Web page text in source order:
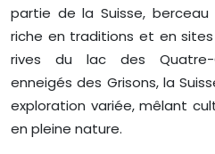
partie de la Suisse,
riche en traditions et en sites
rives du lac des Quatre-
enneigés des Grisons, la
exploration variée, mêlant
en pleine nature.